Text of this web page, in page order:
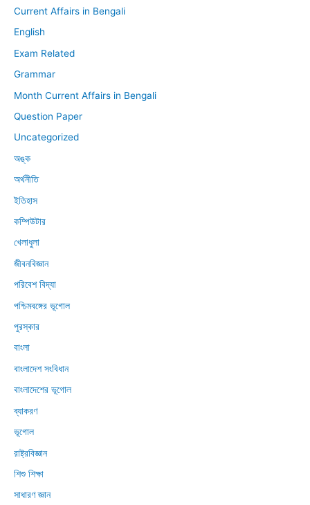
Current Affairs in Bengali
English
Exam Related
Grammar
Month Current Affairs in Bengali
Question Paper
Uncategorized
অঙ্ক
অর্থনীতি
ইতিহাস
কম্পিউটার
খেলাধুলা
জীবনবিজ্ঞান
পরিবেশ বিদ্যা
পশ্চিমবঙ্গের ভূগোল
পুরস্কার
বাংলা
বাংলাদেশ সংবিধান
বাংলাদেশের ভূগোল
ব্যাকরণ
ভূগোল
রাষ্ট্রবিজ্ঞান
শিশু শিক্ষা
সাধারণ জ্ঞান